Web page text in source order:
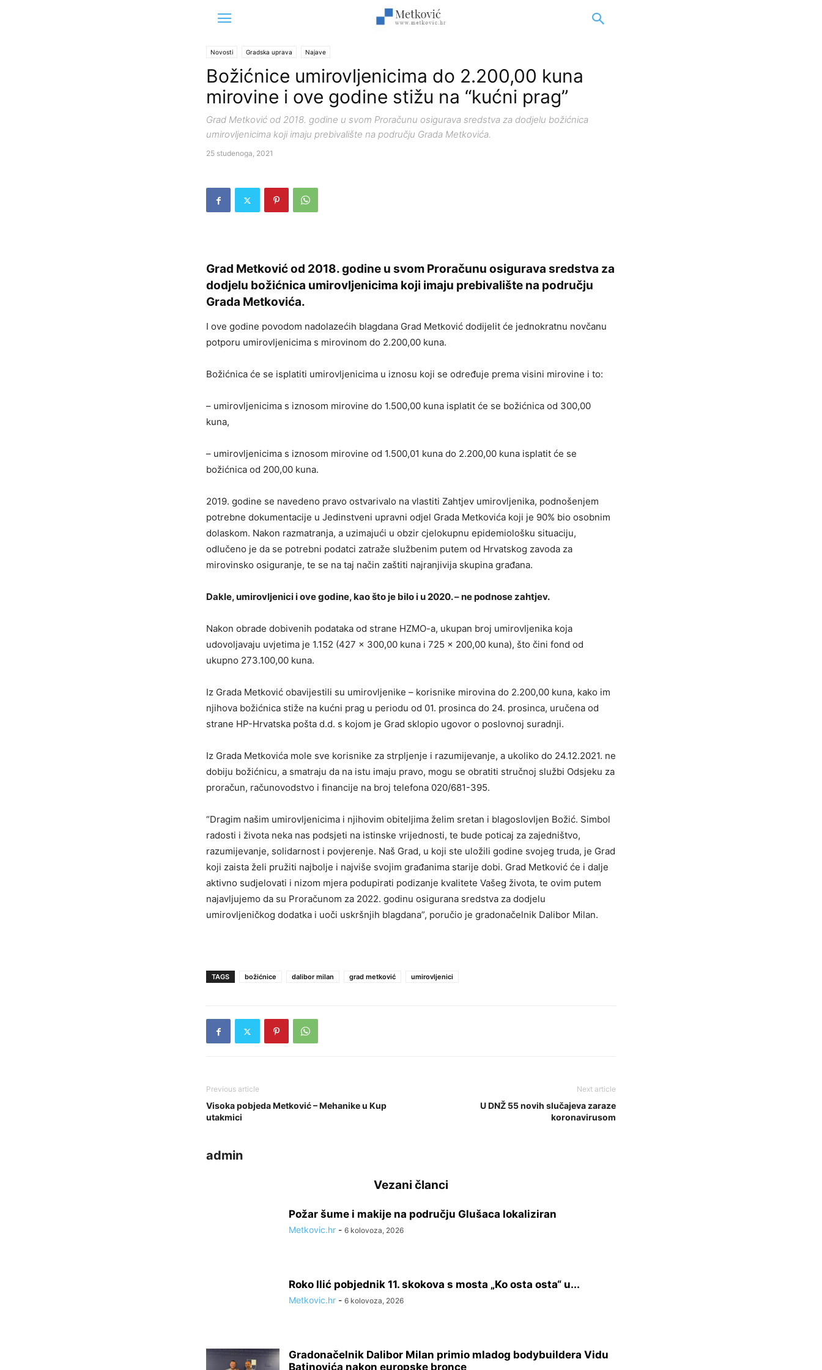
Novosti Gradska uprava Najave
Božićnice umirovljenicima do 2.200,00 kuna
mirovine i ove godine stižu na “kućni prag”
Grad Metković od 2018. godine u svom Proračunu osigurava sredstva za dodjelu božićnica
umirovljenicima koji imaju prebivalište na području Grada Metkovića.
25 studenoga, 2021
Grad Metković od 2018. godine u svom Proračunu osigurava sredstva za
dodjelu božićnica umirovljenicima koji imaju prebivalište na području
Grada Metkovića.
I ove godine povodom nadolazećih blagdana Grad Metković dodijelit će jednokratnu novčanu
potporu umirovljenicima s mirovinom do 2.200,00 kuna.
Božićnica će se isplatiti umirovljenicima u iznosu koji se određuje prema visini mirovine i to:
– umirovljenicima s iznosom mirovine do 1.500,00 kuna isplatit će se božićnica od 300,00
kuna,
– umirovljenicima s iznosom mirovine od 1.500,01 kuna do 2.200,00 kuna isplatit će se
božićnica od 200,00 kuna.
2019. godine se navedeno pravo ostvarivalo na vlastiti Zahtjev umirovljenika, podnošenjem
potrebne dokumentacije u Jedinstveni upravni odjel Grada Metkovića koji je 90% bio osobnim
dolaskom. Nakon razmatranja, a uzimajući u obzir cjelokupnu epidemiološku situaciju,
odlučeno je da se potrebni podatci zatraže službenim putem od Hrvatskog zavoda za
mirovinsko osiguranje, te se na taj način zaštiti najranjivija skupina građana.
Dakle, umirovljenici i ove godine, kao što je bilo i u 2020. – ne podnose zahtjev.
Nakon obrade dobivenih podataka od strane HZMO-a, ukupan broj umirovljenika koja
udovoljavaju uvjetima je 1.152 (427 x 300,00 kuna i 725 x 200,00 kuna), što čini fond od
ukupno 273.100,00 kuna.
Iz Grada Metković obavijestili su umirovljenike – korisnike mirovina do 2.200,00 kuna, kako im
njihova božićnica stiže na kućni prag u periodu od 01. prosinca do 24. prosinca, uručena od
strane HP-Hrvatska pošta d.d. s kojom je Grad sklopio ugovor o poslovnoj suradnji.
Iz Grada Metkovića mole sve korisnike za strpljenje i razumijevanje, a ukoliko do 24.12.2021. ne
dobiju božićnicu, a smatraju da na istu imaju pravo, mogu se obratiti stručnoj službi Odsjeku za
proračun, računovodstvo i financije na broj telefona 020/681-395.
“Dragim našim umirovljenicima i njihovim obiteljima želim sretan i blagoslovljen Božić. Simbol
radosti i života neka nas podsjeti na istinske vrijednosti, te bude poticaj za zajedništvo,
razumijevanje, solidarnost i povjerenje. Naš Grad, u koji ste uložili godine svojeg truda, je Grad
koji zaista želi pružiti najbolje i najviše svojim građanima starije dobi. Grad Metković će i dalje
aktivno sudjelovati i nizom mjera podupirati podizanje kvalitete Vašeg života, te ovim putem
najavljujemo da su Proračunom za 2022. godinu osigurana sredstva za dodjelu
umirovljeničkog dodatka i uoči uskršnjih blagdana”, poručio je gradonačelnik Dalibor Milan.
TAGS božićnice dalibor milan grad metković umirovljenici
Previous article
Visoka pobjeda Metković – Mehanike u Kup
utakmici
Next article
U DNŽ 55 novih slučajeva zaraze
koronavirusom
admin
Vezani članci
Požar šume i makije na području Glušaca lokaliziran
Metkovic.hr - 6 kolovoza, 2026
Roko Ilić pobjednik 11. skokova s mosta „Ko osta osta“ u...
Metkovic.hr - 6 kolovoza, 2026
Gradonačelnik Dalibor Milan primio mladog bodybuildera Vidu
Batinovića nakon europske bronce